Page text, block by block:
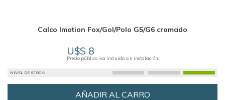
Calco Imotion Fox/Gol/Polo G5/G6 cromado
U$S 8
Precio público iva incluido, sin instalación.
NIVEL DE STOCK:
AÑADIR AL CARRO